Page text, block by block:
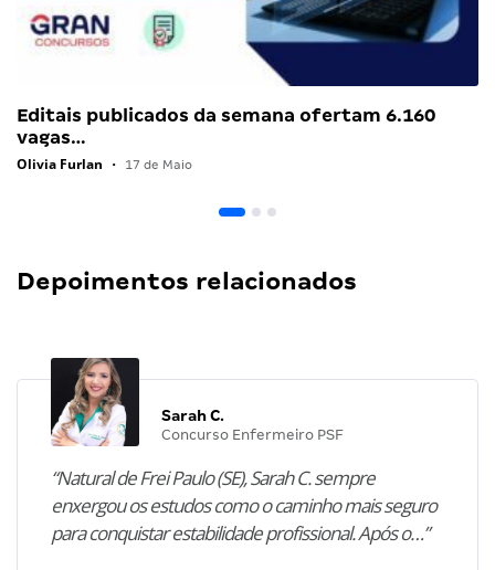
Editais publicados da semana ofertam 6.160
vagas…
Olivia Furlan • 17 de Maio
Depoimentos relacionados
Sarah C.
Concurso Enfermeiro PSF
“Natural de Frei Paulo (SE), Sarah C. sempre
enxergou os estudos como o caminho mais seguro
para conquistar estabilidade profissional. Após o…”